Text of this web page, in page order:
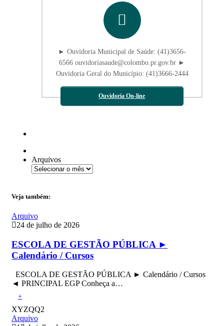
► Ouvidoria Municipal de Saúde: (41)3656-
6566 ouvidoriasaude@colombo.pr.gov.br ►
Ouvidoria Geral do Município: (41)3666-2444
Ouvidoria On-line
Arquivos
Veja também:
Arquivo
24 de julho de 2026
ESCOLA DE GESTÃO PÚBLICA ►
Calendário / Cursos
ESCOLA DE GESTÃO PÚBLICA ► Calendário / Cursos
◄ PRINCIPAL EGP Conheça a…
+
XYZQQ2
Arquivo